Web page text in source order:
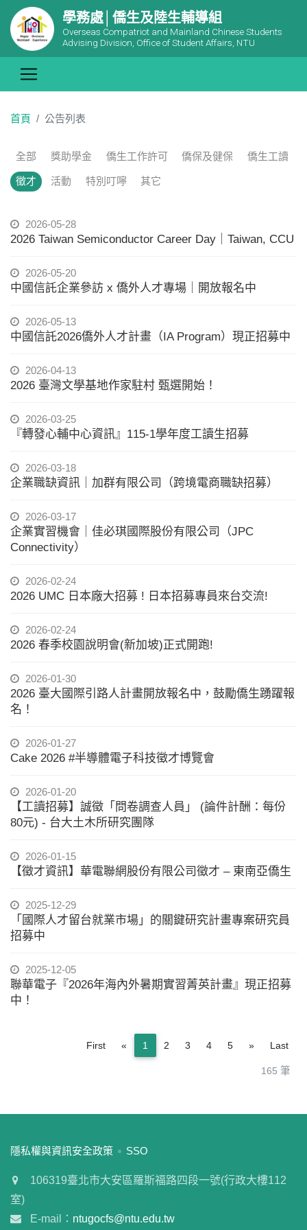
學務處│僑生及陸生輔導組
Overseas Compatriot and Mainland Chinese Students
Advising Division, Office of Student Affairs, NTU
首頁 公告列表
全部 獎助學金 僑生工作許可 僑保及健保 僑生工讀
徵才 活動 特別叮嚀 其它
2026-05-28
2026 Taiwan Semiconductor Career Day｜Taiwan, CCU
2026-05-20
中國信託企業參訪 x 僑外人才專場｜開放報名中
2026-05-13
中國信託2026僑外人才計畫（IA Program）現正招募中
2026-04-13
2026 臺灣文學基地作家駐村 甄選開始！
2026-03-25
『轉發心輔中心資訊』115-1學年度工讀生招募
2026-03-18
企業職缺資訊｜加群有限公司（跨境電商職缺招募）
2026-03-17
企業實習機會｜佳必琪國際股份有限公司（JPC
Connectivity）
2026-02-24
2026 UMC 日本廠大招募 ! 日本招募專員來台交流!
2026-02-24
2026 春季校園說明會(新加坡)正式開跑!
2026-01-30
2026 臺大國際引路人計畫開放報名中，鼓勵僑生踴躍報
名！
2026-01-27
Cake 2026 #半導體電子科技徵才博覽會
2026-01-20
【工讀招募】誠徵「問卷調查人員」 (論件計酬：每份
80元) - 台大土木所研究團隊
2026-01-15
【徵才資訊】華電聯網股份有限公司徵才 – 東南亞僑生
2025-12-29
「國際人才留台就業市場」的關鍵研究計畫專案研究員
招募中
2025-12-05
聯華電子『2026年海內外暑期實習菁英計畫』現正招募
中！
165 筆
First « Previous
1 2 3 4 5 »NextLast
:::
隱私權與資訊安全政策 SSO
106319臺北市大安區羅斯福路四段一號(行政大樓112
室)
E-mail： ntugocfs@ntu.edu.tw